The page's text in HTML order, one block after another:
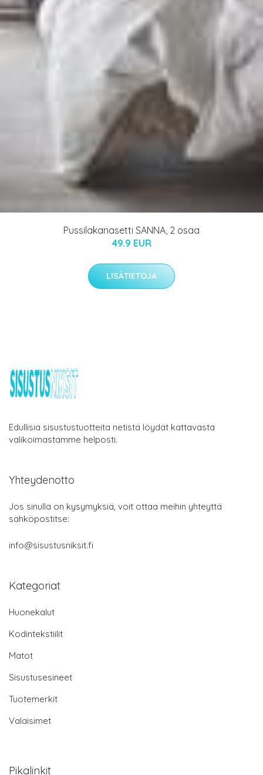
Pussilakanasetti SANNA, 2 osaa
49.9 EUR
LISÄTIETOJA
Edullisia sisustustuotteita netistä löydät kattavasta
valikoimastamme helposti.
Yhteydenotto
Jos sinulla on kysymyksiä, voit ottaa meihin yhteyttä
sähköpostitse:
info@sisustusniksit.fi
Kategoriat
Huonekalut
Kodintekstiilit
Matot
Sisustusesineet
Tuotemerkit
Valaisimet
Pikalinkit